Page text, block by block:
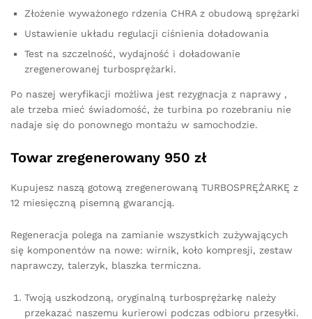
Złożenie wyważonego rdzenia CHRA z obudową sprężarki
Ustawienie układu regulacji ciśnienia doładowania
Test na szczelność, wydajność i doładowanie
zregenerowanej turbosprężarki.
Po naszej weryfikacji możliwa jest rezygnacja z naprawy ,
ale trzeba mieć świadomość, że turbina po rozebraniu nie
nadaje się do ponownego montażu w samochodzie.
Towar zregenerowany 950 zł
Kupujesz naszą gotową zregenerowaną TURBOSPRĘŻARKĘ z
12 miesięczną pisemną gwarancją.
Regeneracja polega na zamianie wszystkich zużywających
się komponentów na nowe: wirnik, koło kompresji, zestaw
naprawczy, talerzyk, blaszka termiczna.
Twoją uszkodzoną, oryginalną turbosprężarkę należy
przekazać naszemu kurierowi podczas odbioru przesyłki.